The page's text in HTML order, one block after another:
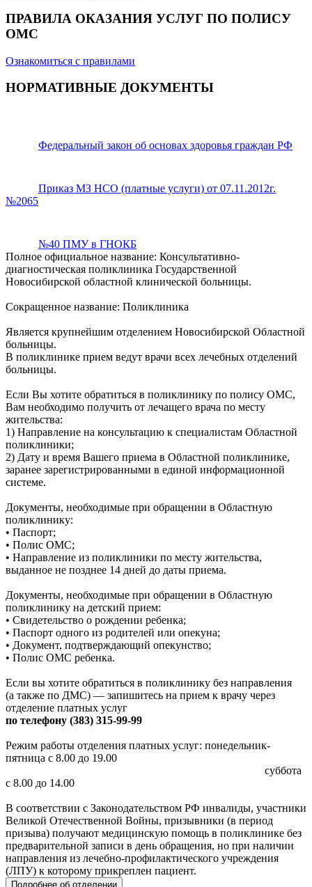
ПРАВИЛА ОКАЗАНИЯ УСЛУГ ПО ПОЛИСУ
ОМС
Ознакомиться с правилами
НОРМАТИВНЫЕ ДОКУМЕНТЫ
Федеральный закон об основах здоровья граждан РФ
Приказ МЗ НСО (платные услуги) от 07.11.2012г.
№2065
№40 ПМУ в ГНОКБ
Полное официальное название: Консультативно-
диагностическая поликлиника Государственной
Новосибирской областной клинической больницы.
Сокращенное название: Поликлиника
Является крупнейшим отделением Новосибирской Областной
больницы.
В поликлинике прием ведут врачи всех лечебных отделений
больницы.
Если Вы хотите обратиться в поликлинику по полису ОМС,
Вам необходимо получить от лечащего врача по месту
жительства:
1) Направление на консультацию к специалистам Областной
поликлиники;
2) Дату и время Вашего приема в Областной поликлинике,
заранее зарегистрированными в единой информационной
системе.
Документы, необходимые при обращении в Областную
поликлинику:
• Паспорт;
• Полис ОМС;
• Направление из поликлиники по месту жительства,
выданное не позднее 14 дней до даты приема.
Документы, необходимые при обращении в Областную
поликлинику на детский прием:
• Свидетельство о рождении ребенка;
• Паспорт одного из родителей или опекуна;
• Документ, подтверждающий опекунство;
• Полис ОМС ребенка.
Если вы хотите обратиться в поликлинику без направления
(а также по ДМС) — запишитесь на прием к врачу через
отделение платных услуг
по телефону (383) 315-99-99
Режим работы отделения платных услуг: понедельник-
пятница с 8.00 до 19.00
суббота
с 8.00 до 14.00
В соответствии с Законодательством РФ инвалиды, участники
Великой Отечественной Войны, призывники (в период
призыва) получают медицинскую помощь в поликлинике без
предварительной записи в день обращения, но при наличии
направления из лечебно-профилактического учреждения
(ЛПУ) к которому прикреплен пациент.
Подробнее об отделении